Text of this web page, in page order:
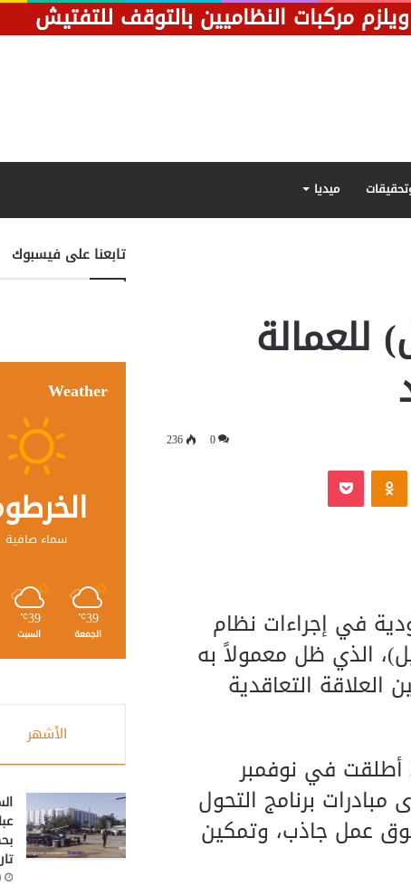
مركبات النظاميين بالتوقف للتفتيش
ميديا
للعمالة
0
236
في إجراءات نظام
الذي ظل معمولاً به
التعاقدية
أطلقت في نوفمبر
برنامج التحول
عمل جاذب، وتمكين
تابعنا على فيسبوك
Weather
سماء صافية
39
℃
الجمعة
39
℃
السبت
الأشهر
9